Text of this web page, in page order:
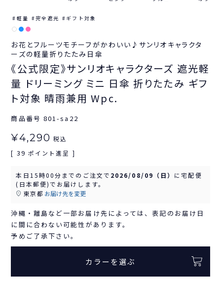
軽量 完全遮光 ギフト対象
お花とフルーツモチーフがかわいい♪サンリオキャラクタ
ーズの軽量折りたたみ日傘
《公式限定》サンリオキャラクターズ 遮光軽
量 ドリーミング ミニ 日傘 折りたたみ ギフ
ト対象 晴雨兼用 Wpc.
商品番号 801-sa22
¥4,290 税込
[ 39 ポイント進呈 ]
本日 15時00分 までのご注文で 2026/08/09（日） に宅配便
(日本郵便)でお届けします。
東京都 お届け先を変更
沖縄・離島など一部お届け先によっては、表記のお届け日
に間に合わない可能性があります。
予めご了承下さい。
カラーを選ぶ